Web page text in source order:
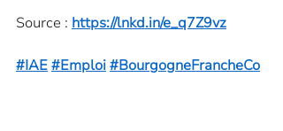
Source : https://lnkd.in/e_q7Z9vz
#IAE#Emploi#BourgogneFrancheCo